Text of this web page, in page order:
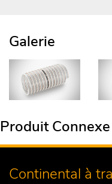
Galerie
Produit Connexe
Continental à